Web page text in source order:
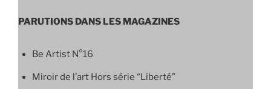
PARUTIONS DANS LES MAGAZINES
Be Artist N°16
Miroir de l’art Hors série “Liberté”